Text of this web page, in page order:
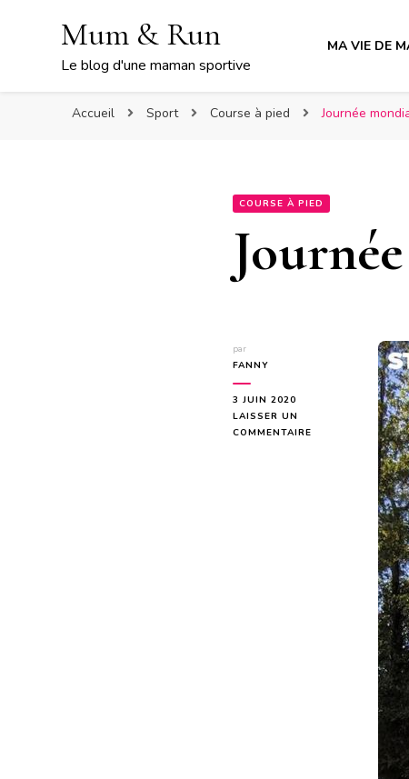
Mum & Run
Le blog d'une maman sportive
MA VIE DE
Accueil Sport Course à pied Journée
COURSE À PIED
par
FANNY
3 JUIN 2020
LAISSER UN
COMMENTAIRE